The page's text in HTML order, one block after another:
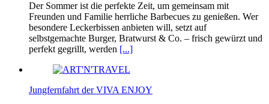
Der Sommer ist die perfekte Zeit, um gemeinsam mit
Freunden und Familie herrliche Barbecues zu genießen. Wer
besondere Leckerbissen anbieten will, setzt auf
selbstgemachte Burger, Bratwurst & Co. – frisch gewürzt und
perfekt gegrillt, werden [...]
Jungfernfahrt der VIVA ENJOY